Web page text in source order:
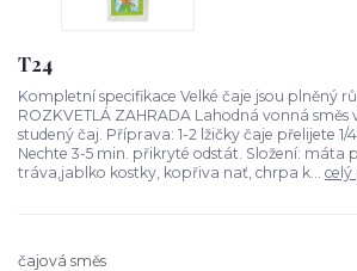
T24
Kompletní specifikace Velké čaje jsou plněný
ROZKVETLÁ ZAHRADA Lahodná vonná směs
studený čaj. Příprava: 1-2 lžičky čaje přelijete 1/
Nechte 3-5 min. přikryté odstát. Složení: máta
tráva,jablko kostky, kopřiva nať, chrpa k... celý
čajová směs